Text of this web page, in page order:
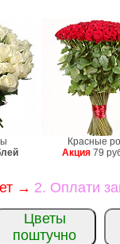
Красные
Акция 79
→ 2. Оплати
Цветы
поштучно